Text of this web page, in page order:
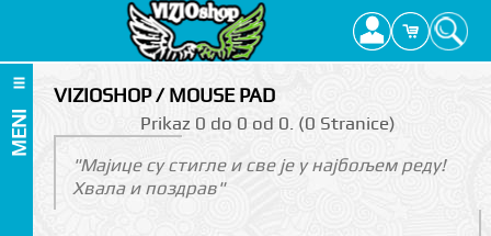
MENI
VIZIOSHOP / MOUSE PAD
Prikаz 0 do 0 оd 0. (0 Strаnicе)
"Мајице су стигле и све је у најбољем реду!
Хвала и поздрав"